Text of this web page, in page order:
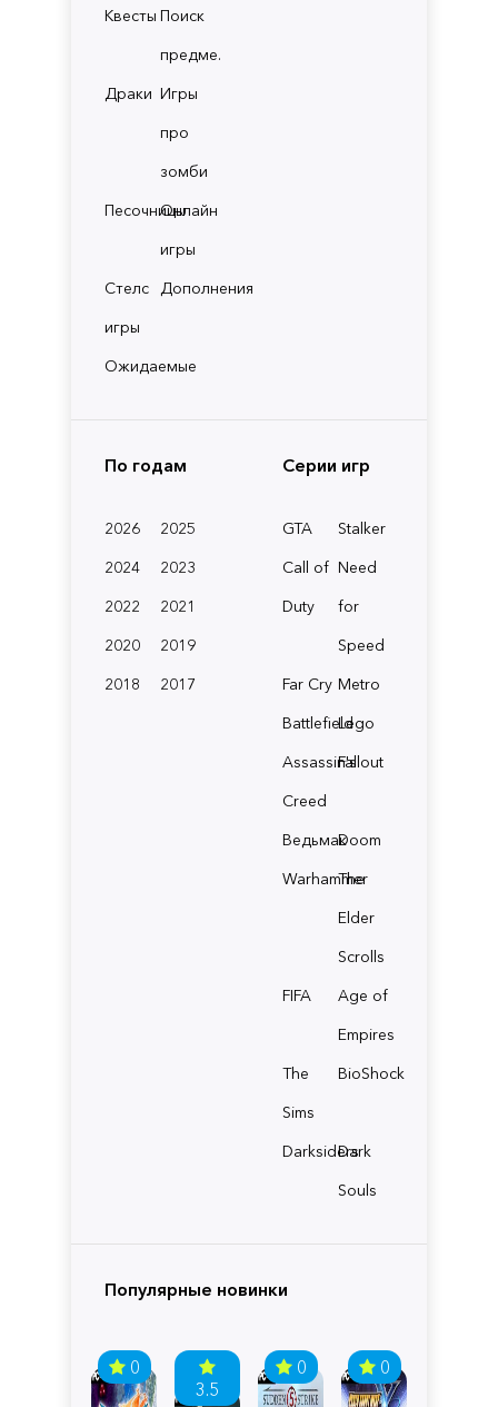
Квесты Поиск
предме.
Драки Игры
про
зомби
ПесочницыОнлайн
игры
Стелс
игры
Дополнения
Ожидаемые
По годам
2026
2025
2024
2023
2022
2021
2020
2019
2018
2017
Серии игр
GTA
Stalker
Call of
Duty
Need
for
Speed
Far Cry Metro
BattlefieldLego
Assassin's
Creed
Fallout
ВедьмакDoom
Warhammer
The
Elder
Scrolls
FIFA
Age of
Empires
The
Sims
BioShock
Darksiders
Dark
Souls
Популярные новинки
0
3.5
0 0